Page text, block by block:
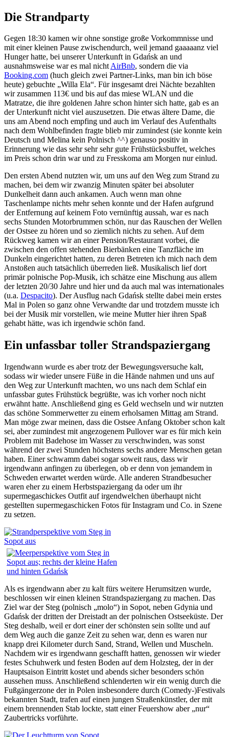
Die Strandparty
Gegen 18:30 kamen wir ohne sonstige große Vorkommnisse und
mit einer kleinen Pause zwischendurch, weil jemand gaaaaanz viel
Hunger hatte, bei unserer Unterkunft in Gdańsk an und
ausnahmsweise war es mal nichtAirBnb, sondern die via
Booking.com (huch gleich zwei Partner-Links, man bin ich böse
heute) gebuchte „Willa Ela“. Für insgesamt drei Nächte bezahlten
wir zusammen 113€ und bis auf das miese WLAN und die
Matratze, die ihre goldenen Jahre schon hinter sich hatte, gab es an
der Unterkunft nicht viel auszusetzen. Die etwas ältere Dame, die
uns am Abend noch empfing und auch im Verlauf des Aufenthalts
nach dem Wohlbefinden fragte blieb mir zumindest (sie konnte kein
Deutsch und Melina kein Polnisch ^^) genauso positiv in
Erinnerung wie das sehr sehr sehr gute Frühstücksbuffet, welches
im Preis schon drin war und zu Fresskoma am Morgen nur einlud.
Den ersten Abend nutzten wir, um uns auf den Weg zum Strand zu
machen, bei dem wir zwanzig Minuten später bei absoluter
Dunkelheit dann auch ankamen. Auch wenn man ohne
Taschenlampe nichts mehr sehen konnte und der Hafen aufgrund
der Entfernung auf keinem Foto vernünftig aussah, war es nach
sechs Stunden Motorbrummen schön, nur das Rauschen der Wellen
der Ostsee zu hören und so ziemlich nichts zu sehen. Auf dem
Rückweg kamen wir an einer Pension/Restaurant vorbei, die
zwischen den offen stehenden Bierbänken eine Tanzfläche im
Dunkeln eingerichtet hatten, zu deren Betreten ich mich nach dem
Anstoßen auch tatsächlich überreden ließ. Musikalisch lief dort
primär polnische Pop-Musik, ich schätze eine Mischung aus allem
der letzten 20/30 Jahre und hier und da auch mal was internationales
(u.a. Despacito). Der Ausflug nach Gdańsk stellte dabei mein erstes
Mal in Polen so ganz ohne Verwandte dar und trotzdem musste ich
bei der Musik mir vorstellen, wie meine Mutter hier ihren Spaß
gehabt hätte, was ich irgendwie schön fand.
Ein unfassbar toller Strandspaziergang
Irgendwann wurde es aber trotz der Bewegungsversuche kalt,
sodass wir wieder unsere Füße in die Hände nahmen und uns auf
den Weg zur Unterkunft machten, wo uns nach dem Schlaf ein
unfassbar gutes Frühstück begrüßte, was ich vorher noch nicht
erwähnt hatte. Anschließend ging es Geld wechseln und wir nutzten
das schöne Sommerwetter zu einem erholsamen Mittag am Strand.
Man möge zwar meinen, dass die Ostsee Anfang Oktober schon kalt
sei, aber zumindest mit angezogenem Pullover war es für mich kein
Problem mit Badehose im Wasser zu verschwinden, was sonst
während der zwei Stunden höchstens sechs andere Menschen getan
haben. Einer schwamm dabei sogar soweit raus, dass wir
irgendwann anfingen zu überlegen, ob er denn von jemandem in
Schweden erwartet werden würde. Alle anderen Strandbesucher
waren eher zu einem Herbstspaziergang da oder um ihr
supermegaschickes Outfit auf irgendwelchen überhaupt nicht
gestellten supermegaschicken Fotos für Instagram und Co. in Szene
zu setzen.
Als es irgendwann aber zu kalt fürs weitere Herumsitzen wurde,
beschlossen wir einen kleinen Strandspaziergang zu machen. Das
Ziel war der Steg (polnisch „molo“) in Sopot, neben Gdynia und
Gdańsk der dritten der Dreistadt an der polnischen Ostseeküste. Der
Steg deshalb, weil er dort einer der schönsten sein sollte und auf
dem Weg auch die ganze Zeit zu sehen war, denn es waren nur
knapp drei Kilometer durch Sand, Strand, Wellen und Muscheln.
Nachdem wir es irgendwann geschafft hatten, genossen wir wieder
festes Schuhwerk und festen Boden auf dem Holzsteg, der in der
Hauptsaison Eintritt kostet und abends sicher besonders schön
aussehen muss. Anschließend schlenderten wir ein wenig durch die
Fußgängerzone der in Polen insbesondere durch (Comedy-)Festivals
bekannten Stadt, trafen auf einen jungen Straßenkünstler, der mit
einem brennenden Stab lockte, statt einer Feuershow aber „nur“
Zaubertricks vorführte.